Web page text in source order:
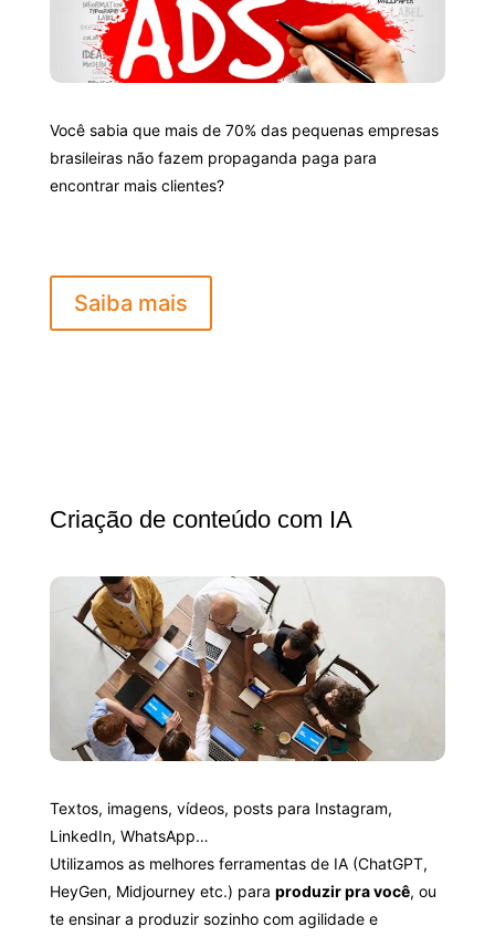
Você sabia que mais de 70% das pequenas empresas
brasileiras não fazem propaganda paga para
encontrar mais clientes?
Saiba mais
Criação de conteúdo com IA
Textos, imagens, vídeos, posts para Instagram,
LinkedIn, WhatsApp…
Utilizamos as melhores ferramentas de IA (ChatGPT,
HeyGen, Midjourney etc.) para produzir pra você, ou
te ensinar a produzir sozinho com agilidade e